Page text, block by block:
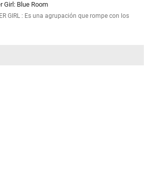
Girl: Blue Room
GIRL : Es una agrupación que rompe con los